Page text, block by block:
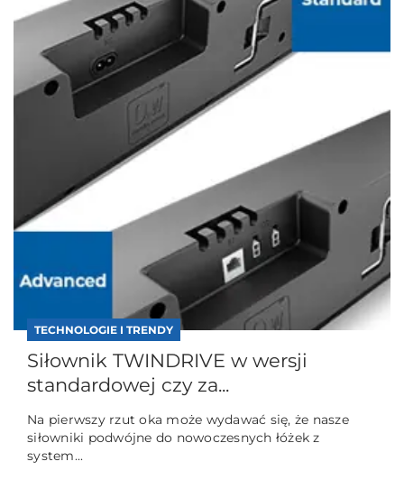
TECHNOLOGIE I TRENDY
Siłownik TWINDRIVE w wersji
standardowej czy za...
Na pierwszy rzut oka może wydawać się, że nasze
siłowniki podwójne do nowoczesnych łóżek z
system...